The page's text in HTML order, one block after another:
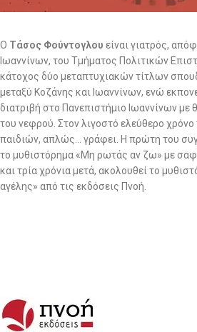
Ο Τάσος Φούντογλου είναι γιατρός,
Ιωαννίνων, του Τμήματος Πολιτικών
κάτοχος δύο μεταπτυχιακών τίτλων
μεταξύ Κοζάνης και Ιωαννίνων, ενώ
διατριβή στο Πανεπιστήμιο Ιωαννίνων με
του νεφρού. Στον λιγοστό ελεύθερο
παιδιών, απλώς… γράφει. Η πρώτη του
το μυθιστόρημα «Μη ρωτάς αν ζω» με
και τρία χρόνια μετά, ακολουθεί το
αγέλης» από τις εκδόσεις Πνοή.